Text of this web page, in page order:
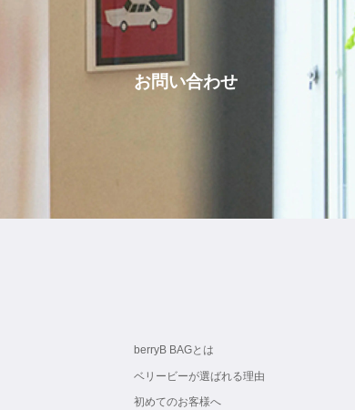
お問い合わせ
berryB BAGとは
ベリービーが選ばれる理由
初めてのお客様へ